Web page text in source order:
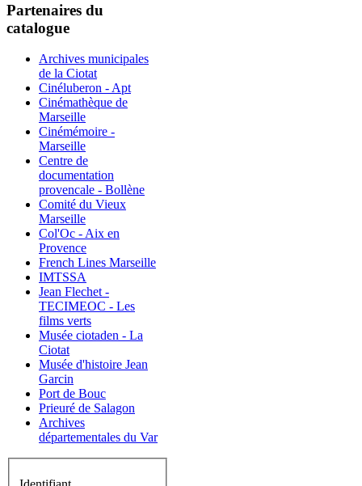
Partenaires du
catalogue
Archives municipales
de la Ciotat
Cinéluberon - Apt
Cinémathèque de
Marseille
Cinémémoire -
Marseille
Centre de
documentation
provencale - Bollène
Comité du Vieux
Marseille
Col'Oc - Aix en
Provence
French Lines Marseille
IMTSSA
Jean Flechet -
TECIMEOC - Les
films verts
Musée ciotaden - La
Ciotat
Musée d'histoire Jean
Garcin
Port de Bouc
Prieuré de Salagon
Archives
départementales du Var